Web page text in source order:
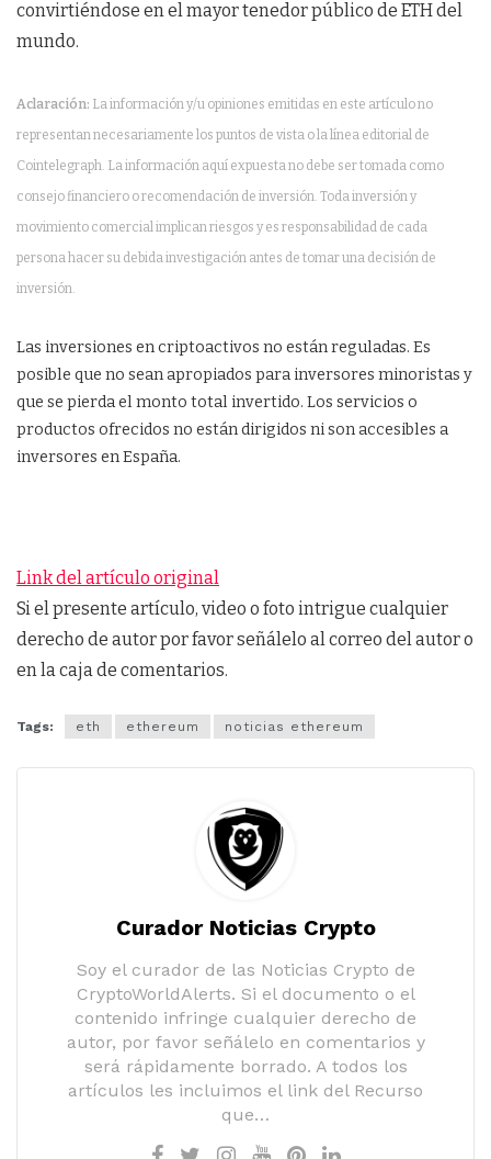
convirtiéndose en el mayor tenedor público de ETH del
mundo.
Aclaración: La información y/u opiniones emitidas en este artículo no
representan necesariamente los puntos de vista o la línea editorial de
Cointelegraph. La información aquí expuesta no debe ser tomada como
consejo financiero o recomendación de inversión. Toda inversión y
movimiento comercial implican riesgos y es responsabilidad de cada
persona hacer su debida investigación antes de tomar una decisión de
inversión.
Las inversiones en criptoactivos no están reguladas. Es
posible que no sean apropiados para inversores minoristas y
que se pierda el monto total invertido. Los servicios o
productos ofrecidos no están dirigidos ni son accesibles a
inversores en España.
Link del artículo original
Si el presente artículo, video o foto intrigue cualquier
derecho de autor por favor señálelo al correo del autor o
en la caja de comentarios.
Tags: eth ethereum noticias ethereum
Curador Noticias Crypto
Soy el curador de las Noticias Crypto de
CryptoWorldAlerts. Si el documento o el
contenido infringe cualquier derecho de
autor, por favor señálelo en comentarios y
será rápidamente borrado. A todos los
artículos les incluimos el link del Recurso
que…